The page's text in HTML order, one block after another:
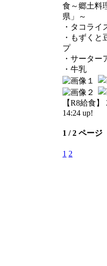
食～郷土料
県」～
・タコライ
・もずくと
プ
・サーター
・牛乳
【R8給食】
14:24 up!
1 / 2 ページ
1 2